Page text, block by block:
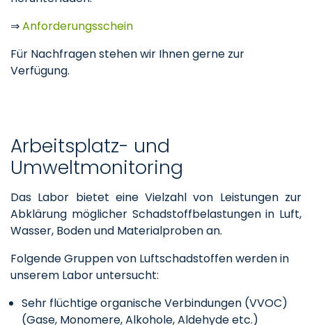
⇒Anforderungsschein
Für Nachfragen stehen wir Ihnen gerne zur
Verfügung.
Arbeitsplatz- und
Umweltmonitoring
Das Labor bietet eine Vielzahl von Leistungen zur
Abklärung möglicher Schadstoffbelastungen in Luft,
Wasser, Boden und Materialproben an.
Folgende Gruppen von Luftschadstoffen werden in
unserem Labor untersucht:
Sehr flüchtige organische Verbindungen (VVOC)
(Gase, Monomere, Alkohole, Aldehyde etc.)